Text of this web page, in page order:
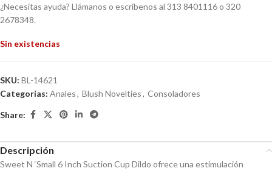
¿Necesitas ayuda? Llámanos o escríbenos al 313 8401116 o 320
2678348.
Sin existencias
SKU: BL-14621
Categorías: Anales, Blush Novelties, Consoladores
Share:
Descripción
Sweet N ‘Small 6 Inch Suction Cup Dildo ofrece una estimulación